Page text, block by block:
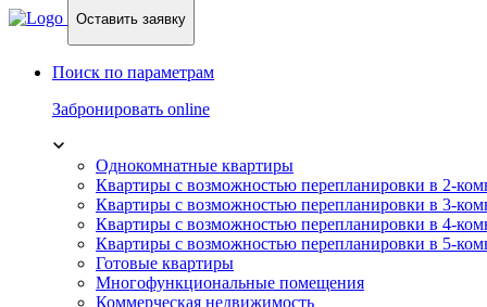
Оставить заявку
Поиск по параметрам
Забронировать online
Однокомнатные квартиры
Квартиры с возможностью перепланировки в 2-
Квартиры с возможностью перепланировки в 3-
Квартиры с возможностью перепланировки в 4-
Квартиры с возможностью перепланировки в 5-
Готовые квартиры
Многофункциональные помещения
Коммерческая недвижимость